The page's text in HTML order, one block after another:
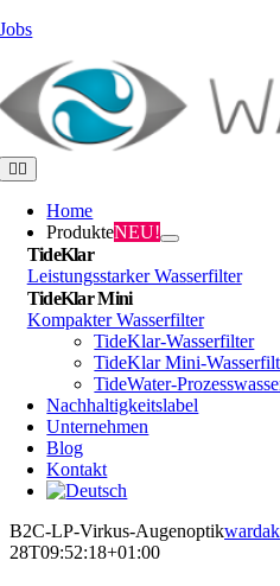
Zum
springen
Jobs
Toggle
Navigation
Home
ProdukteNEU!
TideKlar
Leistungsstarker Wasserfilter
TideKlar Mini
Kompakter Wasserfilter
TideKlar-Wasserfilter
TideKlar Mini-
TideWater-
Nachhaltigkeitslabel
Unternehmen
Blog
Kontakt
B2C-LP-Virkus-Augenoptik
28T09:52:18+01:00